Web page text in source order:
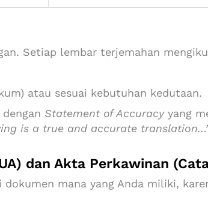
Setiap lembar terjemahan
atau sesuai kebutuhan kedutaan.
Statement of Accuracyyang
is a true and accurate
dan Akta Perkawinan
mana yang Anda miliki,